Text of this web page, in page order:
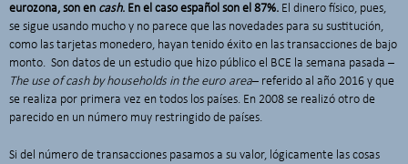
eurozona, son en cash. En el caso español son el 87%. El dinero físico, pues,
se sigue usando mucho y no parece que las novedades para su sustitución,
como las tarjetas monedero, hayan tenido éxito en las transacciones de bajo
monto. Son datos de un estudio que hizo público el BCE la semana pasada –
The use of cash by households in the euro area– referido al año 2016 y que
se realiza por primera vez en todos los países. En 2008 se realizó otro de
parecido en un número muy restringido de países.
Si del número de transacciones pasamos a su valor, lógicamente las cosas